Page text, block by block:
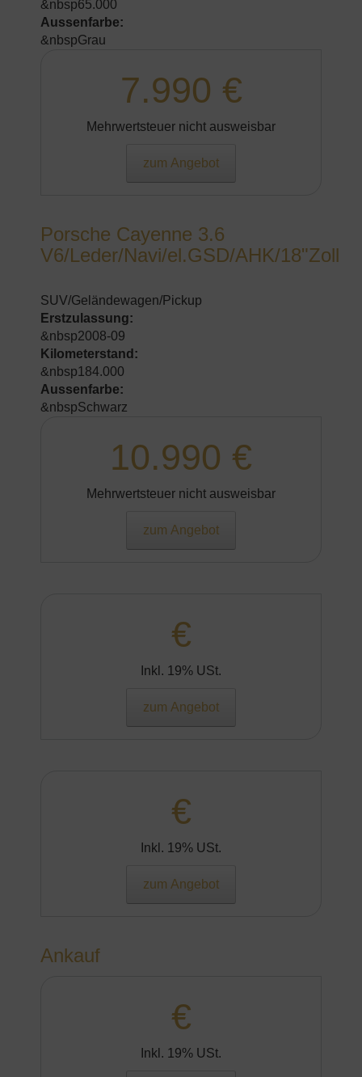
&nbsp65.000
Aussenfarbe:
&nbspGrau
7.990 €
Mehrwertsteuer nicht ausweisbar
zum Angebot
Porsche Cayenne 3.6
V6/Leder/Navi/el.GSD/AHK/18"Zoll
SUV/Geländewagen/Pickup
Erstzulassung:
&nbsp2008-09
Kilometerstand:
&nbsp184.000
Aussenfarbe:
&nbspSchwarz
10.990 €
Mehrwertsteuer nicht ausweisbar
zum Angebot
€
Inkl. 19% USt.
zum Angebot
€
Inkl. 19% USt.
zum Angebot
Ankauf
€
Inkl. 19% USt.